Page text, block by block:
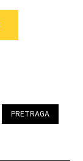
PRETRAGA